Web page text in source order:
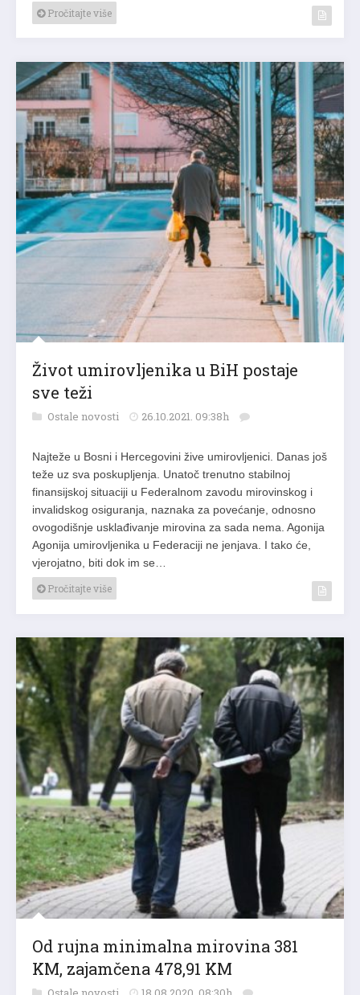
Pročitajte više
Život umirovljenika u BiH postaje
sve teži
Ostale novosti 26.10.2021. 09:38h
Najteže u Bosni i Hercegovini žive umirovljenici. Danas još
teže uz sva poskupljenja. Unatoč trenutno stabilnoj
finansijskoj situaciji u Federalnom zavodu mirovinskog i
invalidskog osiguranja, naznaka za povećanje, odnosno
ovogodišnje usklađivanje mirovina za sada nema. Agonija
Agonija umirovljenika u Federaciji ne jenjava. I tako će,
vjerojatno, biti dok im se…
Pročitajte više
Od rujna minimalna mirovina 381
KM, zajamčena 478,91 KM